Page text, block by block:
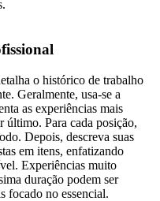
o histórico de trabalho
Geralmente, usa-se a
as experiências mais
último. Para cada posição,
Depois, descreva suas
em itens, enfatizando
Experiências muito
duração podem ser
focado no essencial.